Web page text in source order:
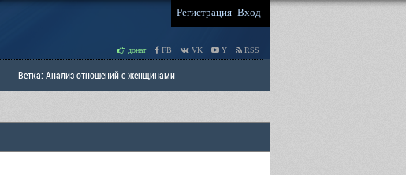
Регистрация Вход
донат FB VK Y RSS
Ветка: Анализ отношений с женщинами